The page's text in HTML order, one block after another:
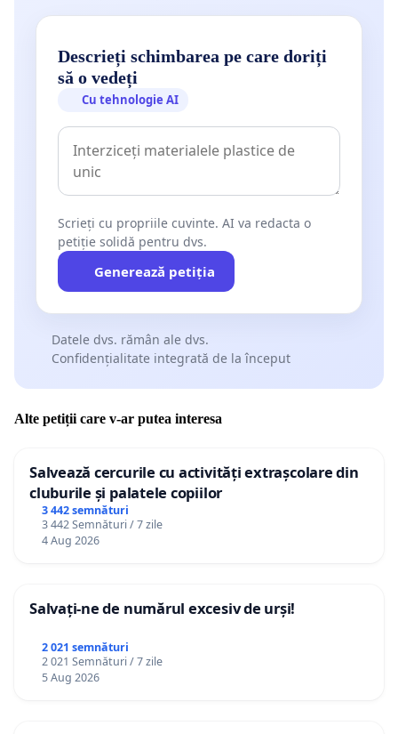
Descrieți schimbarea pe care doriți
să o vedeți
Cu tehnologie AI
Scrieți cu propriile cuvinte. AI va redacta o
petiție solidă pentru dvs.
Generează petiția
Datele dvs. rămân ale dvs.
Confidențialitate integrată de la început
Alte petiții care v-ar putea interesa
Salvează cercurile cu activități extrașcolare din
cluburile și palatele copiilor
3 442 semnături
3 442 Semnături / 7 zile
4 Aug 2026
Salvați-ne de numărul excesiv de urși!
2 021 semnături
2 021 Semnături / 7 zile
5 Aug 2026